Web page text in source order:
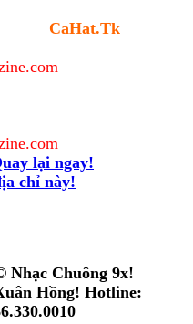
CaHat.Tk
lại ngay!
chỉ này!
Nhạc Chuông 9x!
Hồng! Hotline: